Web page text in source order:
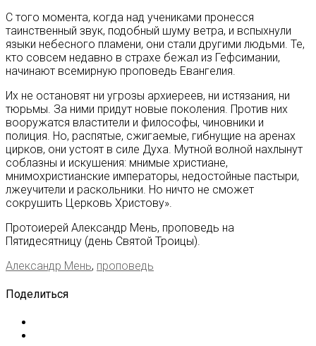
С того момента, когда над учениками пронесся
таинственный звук, подобный шуму ветра, и вспыхнули
языки небесного пламени, они стали другими людьми. Те,
кто совсем недавно в страхе бежал из Гефсимании,
начинают всемирную проповедь Евангелия.
Их не остановят ни угрозы архиереев, ни истязания, ни
тюрьмы. За ними придут новые поколения. Против них
вооружатся властители и философы, чиновники и
полиция. Но, распятые, сжигаемые, гибнущие на аренах
цирков, они устоят в силе Духа. Мутной волной нахлынут
соблазны и искушения: мнимые христиане,
мнимохристианские императоры, недостойные пастыри,
лжеучители и раскольники. Но ничто не сможет
сокрушить Церковь Христову».
Протоиерей Александр Мень, проповедь на
Пятидесятницу (день Святой Троицы).
Александр Мень, проповедь
Поделиться